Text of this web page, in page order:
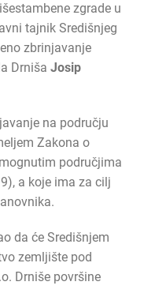
zgrade u
tajnik Središnjeg
zbrinjavanje
Drniša Josip
na području
Zakona o
područjima
a koje ima za cilj
da će Središnjem
zemljište pod
Drniše površine